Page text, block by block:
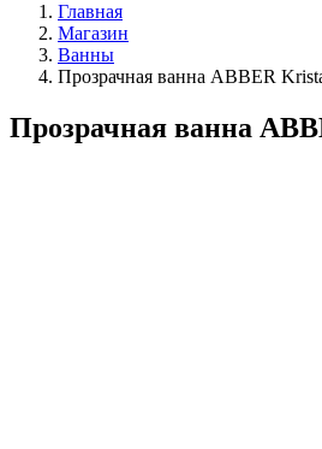
Главная
Магазин
Ванны
Прозрачная ванна ABBER
Прозрачная ванна